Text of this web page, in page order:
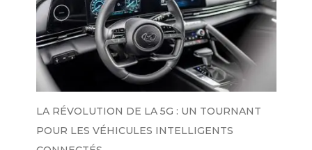
LA RÉVOLUTION DE LA 5G : UN TOURNANT
POUR LES VÉHICULES INTELLIGENTS